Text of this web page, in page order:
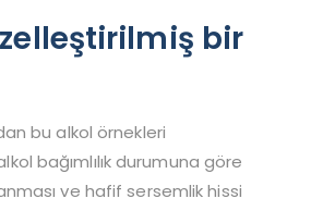
bir
bu alkol örnekleri
bağımlılık durumuna göre
ve hafif sersemlik hissi